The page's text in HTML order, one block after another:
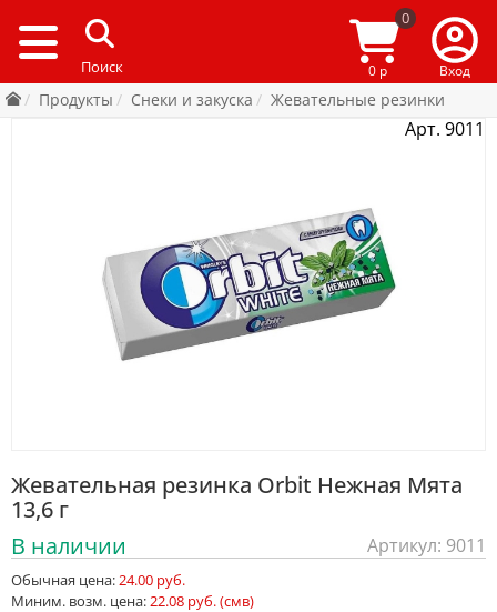
0
0 р Вход
Продукты Снеки и закуска Жевательные резинки
Арт. 9011
Жевательная резинка Orbit Нежная Мята
13,6 г
В наличии
Артикул: 9011
Обычная цена:24.00 руб.
Миним. возм. цена:22.08 руб. (смв)